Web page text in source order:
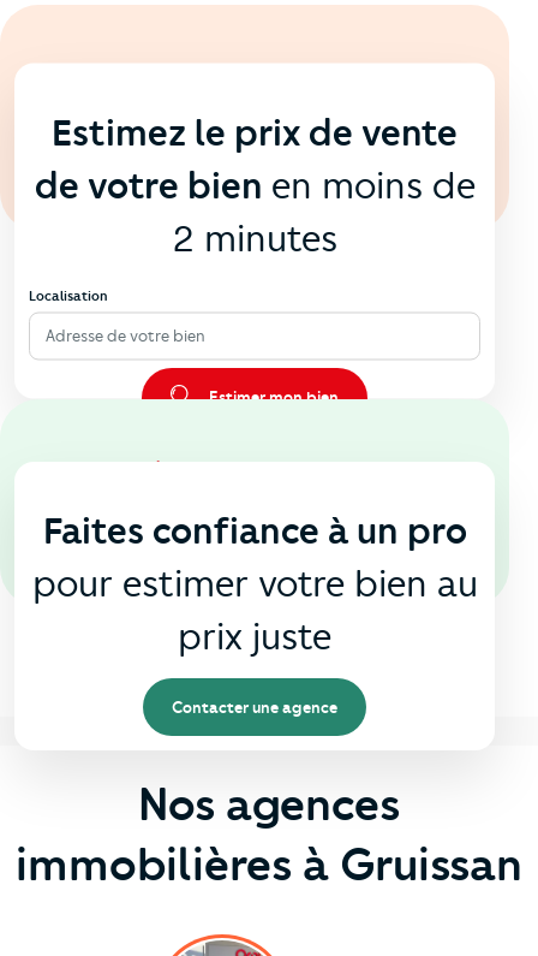
Estimez le prix de vente
de votre bien en moins de
2 minutes
Localisation
Adresse de votre bien
Estimer mon bien
En agence
Faites confiance à un pro
pour estimer votre bien au
prix juste
Contacter une agence
Nos agences
immobilières à Gruissan